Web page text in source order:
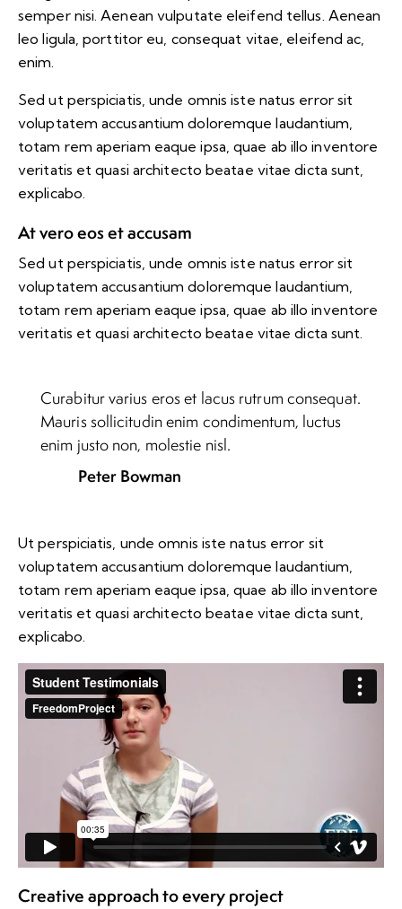
semper nisi. Aenean vulputate eleifend tellus. Aenean
leo ligula, porttitor eu, consequat vitae, eleifend ac,
enim.
Sed ut perspiciatis, unde omnis iste natus error sit
voluptatem accusantium doloremque laudantium,
totam rem aperiam eaque ipsa, quae ab illo inventore
veritatis et quasi architecto beatae vitae dicta sunt,
explicabo.
At vero eos et accusam
Sed ut perspiciatis, unde omnis iste natus error sit
voluptatem accusantium doloremque laudantium,
totam rem aperiam eaque ipsa, quae ab illo inventore
veritatis et quasi architecto beatae vitae dicta sunt.
Curabitur varius eros et lacus rutrum consequat.
Mauris sollicitudin enim condimentum, luctus
enim justo non, molestie nisl.
Peter Bowman
Ut perspiciatis, unde omnis iste natus error sit
voluptatem accusantium doloremque laudantium,
totam rem aperiam eaque ipsa, quae ab illo inventore
veritatis et quasi architecto beatae vitae dicta sunt,
explicabo.
Creative approach to every project